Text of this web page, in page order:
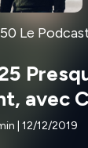
Le
avec
| 12/12/2019